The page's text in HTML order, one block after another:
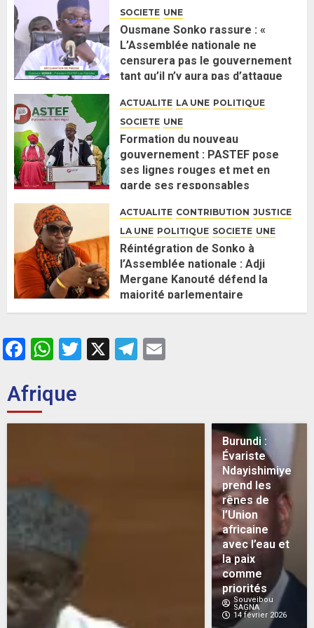
SOCIETE UNE
Ousmane Sonko rassure : «
L’Assemblée nationale ne
censurera pas le gouvernement
tant qu’il n’y aura pas d’attaque
2 JUIN 2026 0
ACTUALITE LA UNE POLITIQUE
SOCIETE UNE
Formation du nouveau
gouvernement : PASTEF pose
ses lignes rouges et met en
garde ses responsables
ACTUALITE CONTRIBUTION JUSTICE
LA UNE POLITIQUE SOCIETE UNE
Réintégration de Sonko à
l’Assemblée nationale : Adji
Mergane Kanouté défend la
majorité parlementaire
26 MAI 2026 0
Facebook
WhatsApp
Twitter
X Telegram
Afrique
Burundi :
Évariste
Ndayishimiye
prend les
rênes de
l’Union
africaine
avec l’eau et
la paix
comme
priorités
Souveibou
SAGNA
14 février 2026